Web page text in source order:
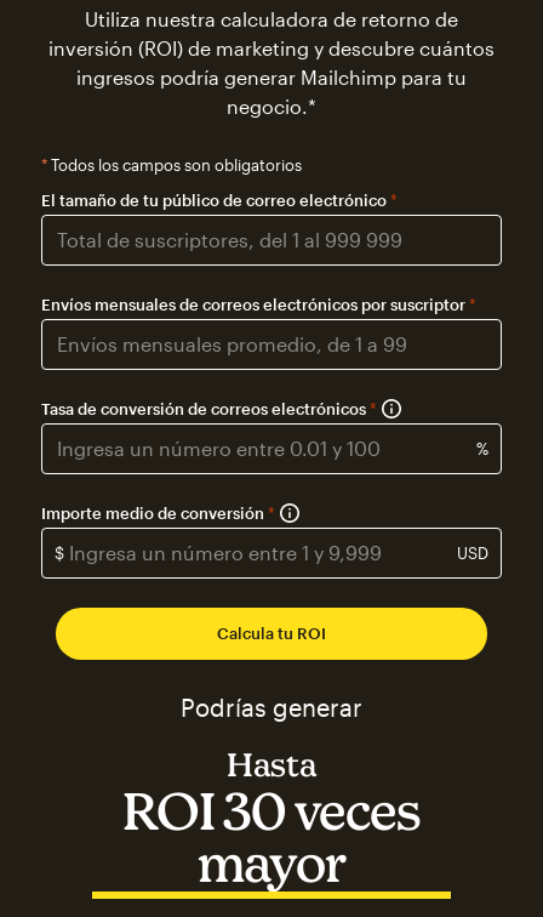
Utiliza nuestra calculadora de retorno de
inversión (ROI) de marketing y descubre cuántos
ingresos podría generar Mailchimp para tu
negocio.*
*Todos los campos son obligatorios
El tamaño de tu público de correo electrónico*
Envíos mensuales de correos electrónicos por suscriptor*
Tasa de conversión de correos electrónicos*
%
Importe medio de conversión *
$ USD
Calcula tu ROI
Podrías generar
Hasta
ROI 30 veces
mayor
Podrías generar Hasta ROI